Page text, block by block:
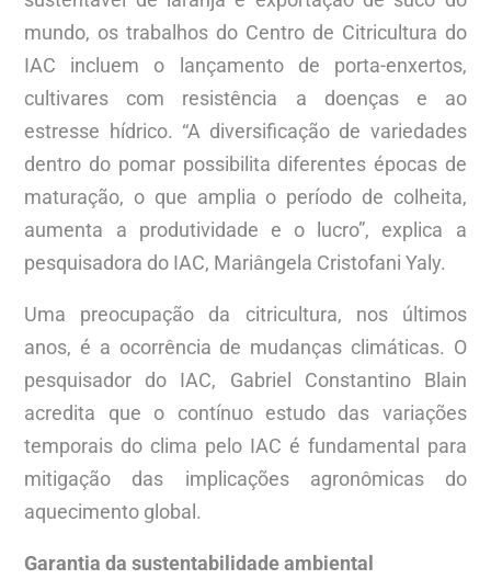
mundo, os trabalhos do Centro de Citricultura do
IAC incluem o lançamento de porta-enxertos,
cultivares com resistência a doenças e ao
estresse hídrico. “A diversificação de variedades
dentro do pomar possibilita diferentes épocas de
maturação, o que amplia o período de colheita,
aumenta a produtividade e o lucro”, explica a
pesquisadora do IAC, Mariângela Cristofani Yaly.
Uma preocupação da citricultura, nos últimos
anos, é a ocorrência de mudanças climáticas. O
pesquisador do IAC, Gabriel Constantino Blain
acredita que o contínuo estudo das variações
temporais do clima pelo IAC é fundamental para
mitigação das implicações agronômicas do
aquecimento global.
Garantia da sustentabilidade ambiental